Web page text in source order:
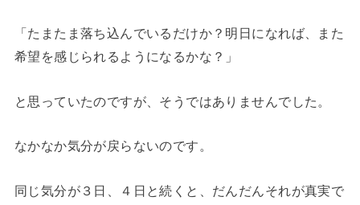
「たまたま落ち込んでいるだけか？明日になれば、また
希望を感じられるようになるかな？」
と思っていたのですが、そうではありませんでした。
なかなか気分が戻らないのです。
同じ気分が３日、４日と続くと、だんだんそれが真実で